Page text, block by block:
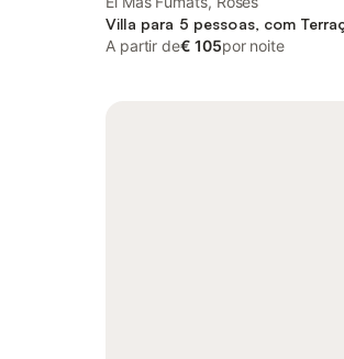
Villa para 5 pessoas, com
A partir de€ 105por noite